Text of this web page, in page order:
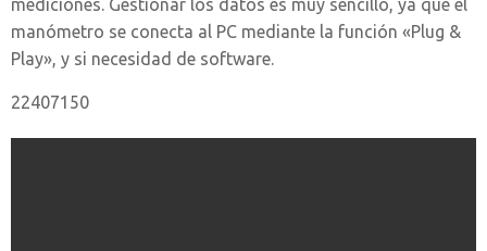
mediciones. Gestionar los datos es muy sencillo, ya que el
manómetro se conecta al PC mediante la función «Plug &
Play», y si necesidad de software.
22407150